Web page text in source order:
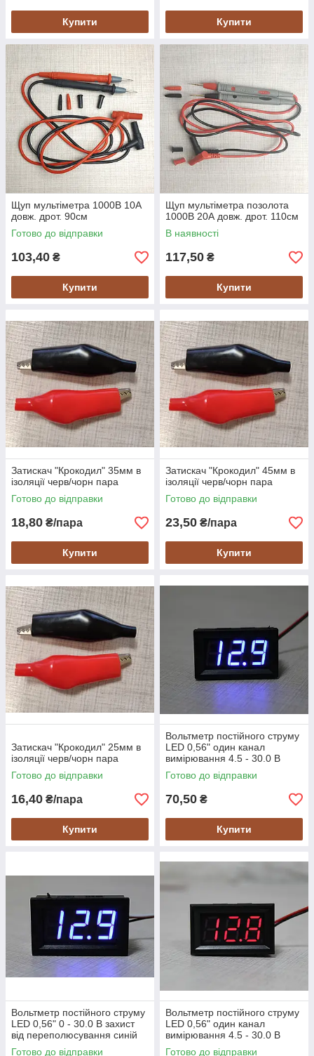
Купити Купити
Щуп мультіметра 1000В 10А
довж. дрот. 90см
Готово до відправки
103,40 ₴
Купити
Щуп мультіметра позолота
1000В 20А довж. дрот. 110см
В наявності
117,50 ₴
Купити
Затискач "Крокодил" 35мм в
ізоляції черв/чорн пара
Готово до відправки
18,80 ₴/пара
Купити
Затискач "Крокодил" 45мм в
ізоляції черв/чорн пара
Готово до відправки
23,50 ₴/пара
Купити
Затискач "Крокодил" 25мм в
ізоляції черв/чорн пара
Готово до відправки
16,40 ₴/пара
Купити
Вольтметр постійного струму
LED 0,56" один канал
вимірювання 4.5 - 30.0 В
захист переполюсування
синій
Готово до відправки
70,50 ₴
Купити
Вольтметр постійного струму
LED 0,56" 0 - 30.0 В захист
від переполюсування синій
Готово до відправки
Вольтметр постійного струму
LED 0,56" один канал
вимірювання 4.5 - 30.0 В
захист переполюсування
Готово до відправки